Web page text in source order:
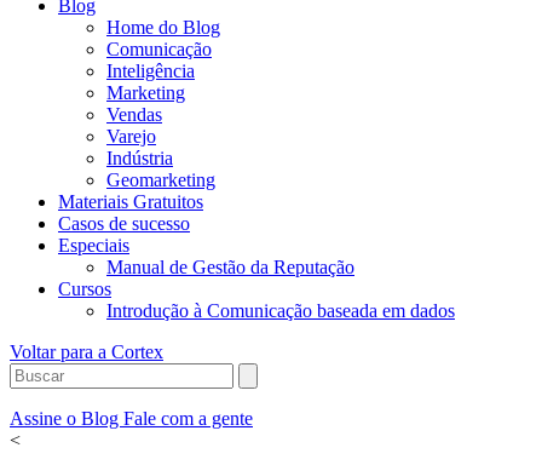
Blog
Home do Blog
Comunicação
Inteligência
Marketing
Vendas
Varejo
Indústria
Geomarketing
Materiais Gratuitos
Casos de sucesso
Especiais
Manual de Gestão da Reputação
Cursos
Introdução à Comunicação baseada em dados
Voltar para a Cortex
Assine o Blog Fale com a gente
<